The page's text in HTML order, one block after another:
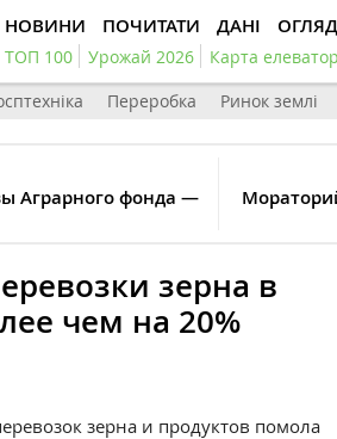
НОВИНИ ПОЧИТАТИ ДАНІ
ТОП 100 Урожай 2026 Карта
Переробка Ринок землі
Аграрного фонда —
зерна в
чем на 20%
зерна и продуктов помола